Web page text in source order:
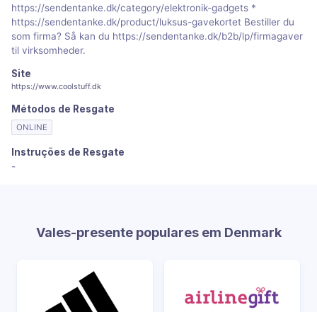
https://sendentanke.dk/category/elektronik-gadgets *
https://sendentanke.dk/product/luksus-gavekortet Bestiller du
som firma? Så kan du https://sendentanke.dk/b2b/lp/firmagaver
til virksomheder.
Site
https://www.coolstuff.dk
Métodos de Resgate
ONLINE
Instruções de Resgate
-
Vales-presente populares em Denmark